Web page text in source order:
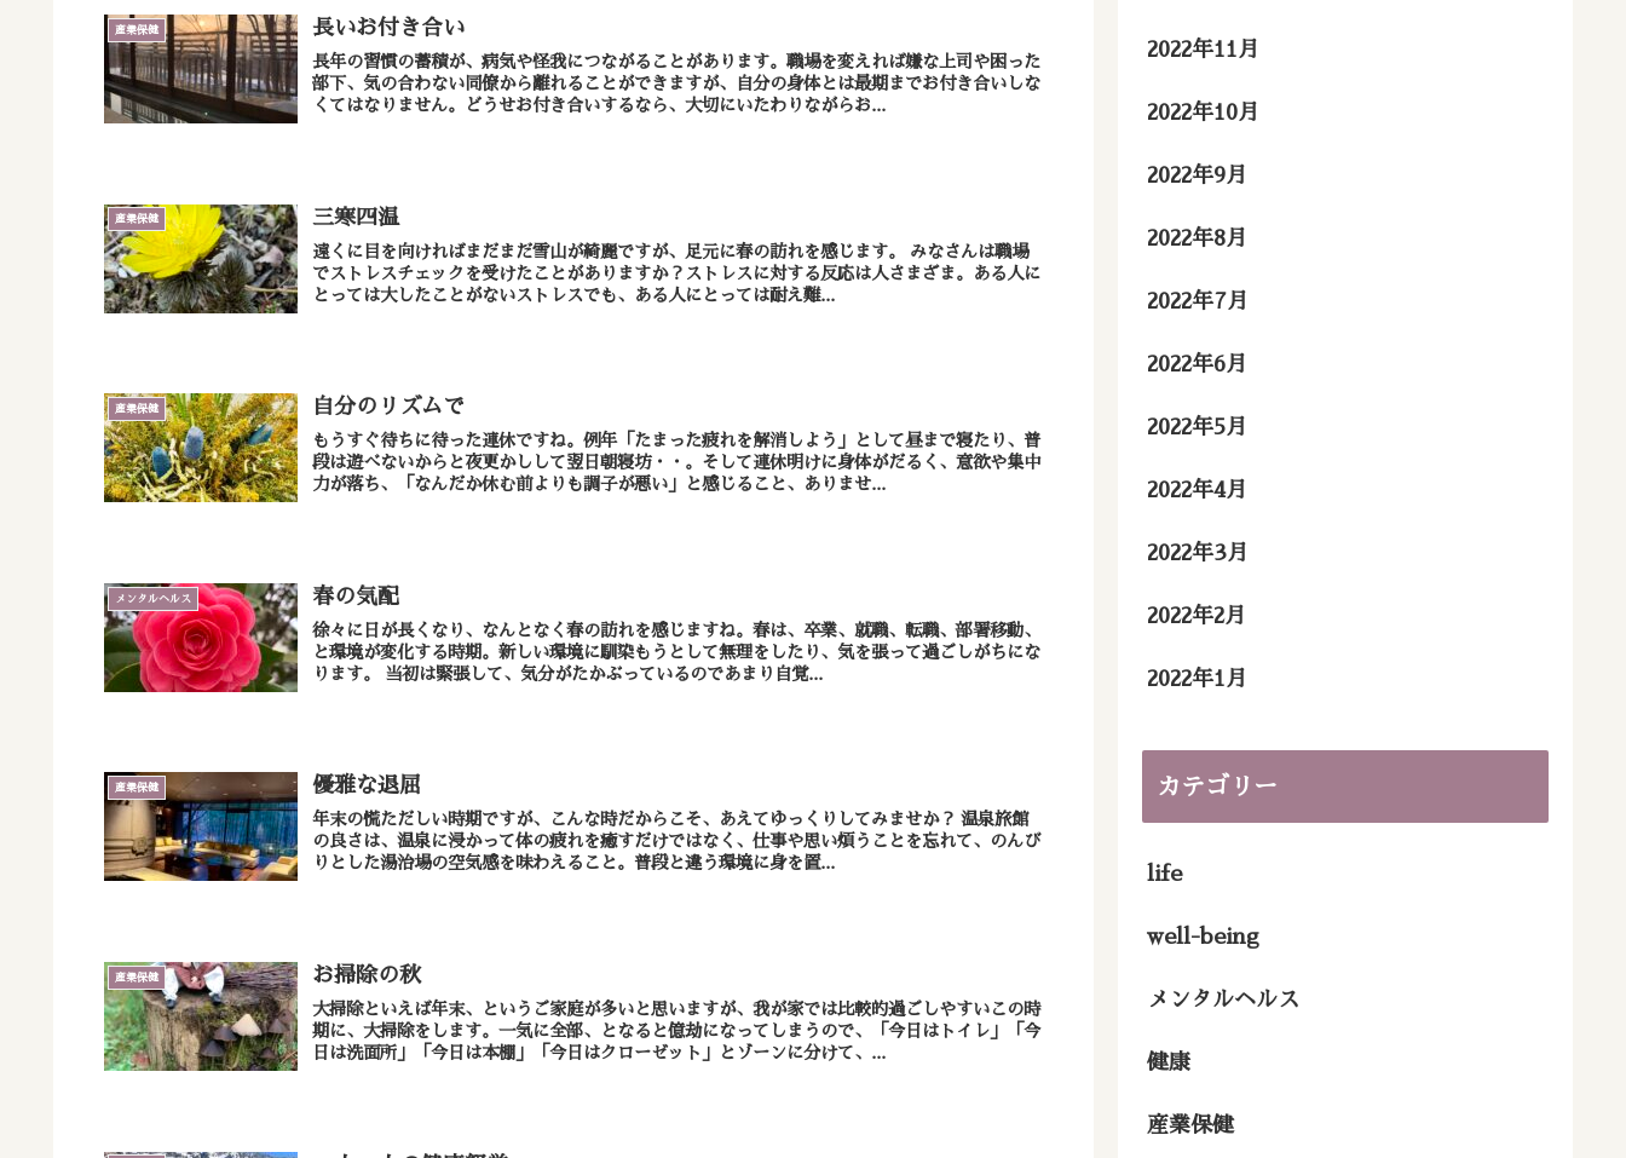
産業保健 長いお付き合い
長年の習慣の蓄積が、病気や怪我につながることがあります。職場を変えれば嫌な上司や困った
部下、気の合わない同僚から離れることができますが、自分の身体とは最期までお付き合いしな
くてはなりません。どうせお付き合いするなら、大切にいたわりながらお...
産業保健 三寒四温
遠くに目を向ければまだまだ雪山が綺麗ですが、足元に春の訪れを感じます。 みなさんは職場
でストレスチェックを受けたことがありますか？ストレスに対する反応は人さまざま。ある人に
とっては大したことがないストレスでも、ある人にとっては耐え難...
産業保健 自分のリズムで
もうすぐ待ちに待った連休ですね。例年「たまった疲れを解消しよう」として昼まで寝たり、普
段は遊べないからと夜更かしして翌日朝寝坊・・。そして連休明けに身体がだるく、意欲や集中
力が落ち、「なんだか休む前よりも調子が悪い」と感じること、ありませ...
メンタルヘルス 春の気配
徐々に日が長くなり、なんとなく春の訪れを感じますね。春は、卒業、就職、転職、部署移動、
と環境が変化する時期。新しい環境に馴染もうとして無理をしたり、気を張って過ごしがちにな
ります。 当初は緊張して、気分がたかぶっているのであまり自覚...
産業保健 優雅な退屈
年末の慌ただしい時期ですが、こんな時だからこそ、あえてゆっくりしてみませか？ 温泉旅館
の良さは、温泉に浸かって体の疲れを癒すだけではなく、仕事や思い煩うことを忘れて、のんび
りとした湯治場の空気感を味わえること。普段と違う環境に身を置...
産業保健 お掃除の秋
大掃除といえば年末、というご家庭が多いと思いますが、我が家では比較的過ごしやすいこの時
期に、大掃除をします。一気に全部、となると億劫になってしまうので、「今日はトイレ」「今
日は洗面所」「今日は本棚」「今日はクローゼット」とゾーンに分けて、...
2022年11月
2022年10月
2022年9月
2022年8月
2022年7月
2022年6月
2022年5月
2022年4月
2022年3月
2022年2月
2022年1月
カテゴリー
life
well-being
メンタルヘルス
健康
産業保健